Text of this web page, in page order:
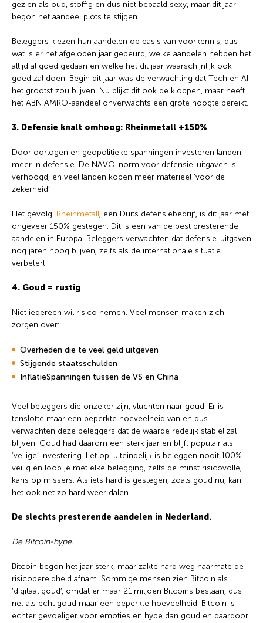
gezien als oud, stoffig en dus niet bepaald sexy, maar dit jaar
begon het aandeel plots te stijgen.
Beleggers kiezen hun aandelen op basis van voorkennis, dus
wat is er het afgelopen jaar gebeurd, welke aandelen hebben het
altijd al goed gedaan en welke het dit jaar waarschijnlijk ook
goed zal doen. Begin dit jaar was de verwachting dat Tech en AI.
het grootst zou blijven. Nu blijkt dit ook de kloppen, maar heeft
het ABN AMRO-aandeel onverwachts een grote hoogte bereikt.
3. Defensie knalt omhoog: Rheinmetall +150%
Door oorlogen en geopolitieke spanningen investeren landen
meer in defensie. De NAVO-norm voor defensie-uitgaven is
verhoogd, en veel landen kopen meer materieel ‘voor de
zekerheid’.
Het gevolg: Rheinmetall, een Duits defensiebedrijf, is dit jaar met
ongeveer 150% gestegen. Dit is een van de best presterende
aandelen in Europa. Beleggers verwachten dat defensie-uitgaven
nog jaren hoog blijven, zelfs als de internationale situatie
verbetert.
4. Goud = rustig
Niet iedereen wil risico nemen. Veel mensen maken zich
zorgen over:
Overheden die te veel geld uitgeven
Stijgende staatsschulden
InflatieSpanningen tussen de VS en China
Veel beleggers die onzeker zijn, vluchten naar goud. Er is
tenslotte maar een beperkte hoeveelheid van en dus
verwachten deze beleggers dat de waarde redelijk stabiel zal
blijven. Goud had daarom een sterk jaar en blijft populair als
‘veilige’ investering. Let op: uiteindelijk is beleggen nooit 100%
veilig en loop je met elke belegging, zelfs de minst risicovolle,
kans op missers. Als iets hard is gestegen, zoals goud nu, kan
het ook net zo hard weer dalen.
De slechts presterende aandelen in Nederland.
De Bitcoin-hype.
Bitcoin begon het jaar sterk, maar zakte hard weg naarmate de
risicobereidheid afnam. Sommige mensen zien Bitcoin als
‘digitaal goud’, omdat er maar 21 miljoen Bitcoins bestaan, dus
net als echt goud maar een beperkte hoeveelheid. Bitcoin is
echter gevoeliger voor emoties en hype dan goud en daardoor